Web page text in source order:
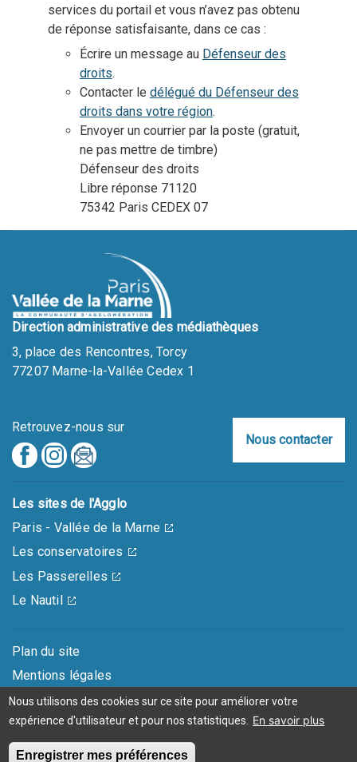
services du portail et vous n’avez pas obtenu
de réponse satisfaisante, dans ce cas :
Écrire un message au Défenseur des
droits.
Contacter le délégué du Défenseur des
droits dans votre région.
Envoyer un courrier par la poste (gratuit,
ne pas mettre de timbre)
Défenseur des droits
Libre réponse 71120
75342 Paris CEDEX 07
Direction administrative des médiathèques
3, place des Rencontres, Torcy
77207 Marne-la-Vallée Cedex 1
Retrouvez-nous sur
Nous contacter
Les sites de l'Agglo
Paris - Vallée de la Marne
Les conservatoires
Les Passerelles
Le Nautil
Plan du site
Mentions légales
Accessibilité : partiellement conforme
Données personnelles
Nous utilisons des cookies sur ce site pour améliorer votre
expérience d'utilisateur et pour nos statistiques.
En savoir plus
Enregistrer mes préférences